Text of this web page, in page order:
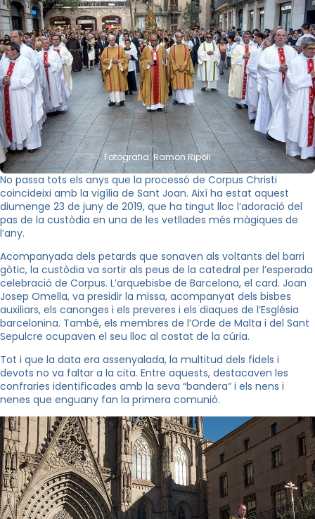
Fotografia: Ramon Ripoll
No passa tots els anys que la processó de Corpus Christi
coincideixi amb la vigília de Sant Joan. Així ha estat aquest
diumenge 23 de juny de 2019, que ha tingut lloc l’adoració del
pas de la custòdia en una de les vetllades més màgiques de
l’any.
Acompanyada dels petards que sonaven als voltants del barri
gòtic, la custòdia va sortir als peus de la catedral per l’esperada
celebració de Corpus. L’arquebisbe de Barcelona, el card. Joan
Josep Omella, va presidir la missa, acompanyat dels bisbes
auxiliars, els canonges i els preveres i els diaques de l’Església
barcelonina. També, els membres de l’Orde de Malta i del Sant
Sepulcre ocupaven el seu lloc al costat de la cúria.
Tot i que la data era assenyalada, la multitud dels fidels i
devots no va faltar a la cita. Entre aquests, destacaven les
confraries identificades amb la seva “bandera” i els nens i
nenes que enguany fan la primera comunió.